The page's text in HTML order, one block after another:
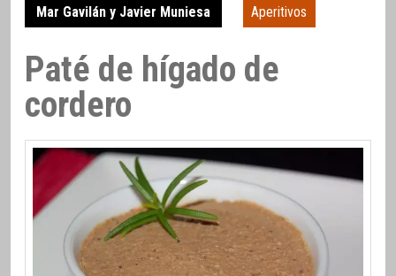
Mar Gavilán y Javier Muniesa Aperitivos
Paté de hígado de
cordero